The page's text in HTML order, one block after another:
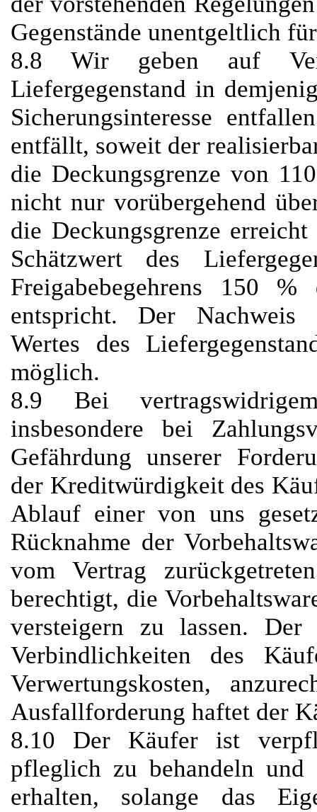
Gegenstände unentgeltlich
8.8 Wir geben auf
Liefergegenstand in
Sicherungsinteresse
entfällt, soweit der
die Deckungsgrenze von
nicht nur vorübergehend
die Deckungsgrenze
Schätzwert des
Freigabebegehrens 150 %
entspricht. Der Nachweis
Wertes des
möglich.
8.9 Bei
insbesondere bei
Gefährdung unserer
der Kreditwürdigkeit des
Ablauf einer von uns
Rücknahme der
vom Vertrag
berechtigt, die
versteigern zu lassen.
Verbindlichkeiten des
Verwertungskosten,
Ausfallforderung haftet der
8.10 Der Käufer ist
pfleglich zu behandeln
erhalten, solange das